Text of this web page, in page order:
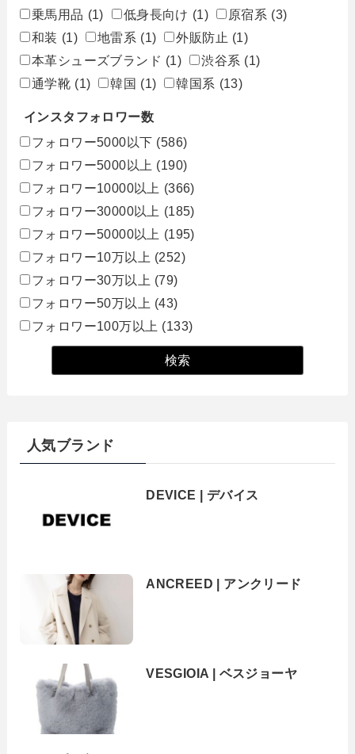
乗馬用品 (1) 低身長向け (1) 原宿系 (3)
和装 (1) 地雷系 (1) 外販防止 (1)
本革シューズブランド (1) 渋谷系 (1)
通学靴 (1) 韓国 (1) 韓国系 (13)
インスタフォロワー数
フォロワー5000以下 (586)
フォロワー5000以上 (190)
フォロワー10000以上 (366)
フォロワー30000以上 (185)
フォロワー50000以上 (195)
フォロワー10万以上 (252)
フォロワー30万以上 (79)
フォロワー50万以上 (43)
フォロワー100万以上 (133)
人気ブランド
DEVICE | デバイス
ANCREED | アンクリード
VESGIOIA | ベスジョーヤ